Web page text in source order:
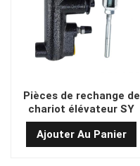
Pièces de rechange de
chariot élévateur SY
No.17131 Frein Master
Cylinder avec 239A5-
40102,239A5-
Ajouter Au Panier